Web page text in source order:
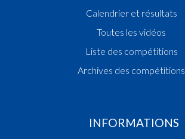
Calendrier et résultats
Toutes les vidéos
Liste des compétitions
Archives des compétitions
INFORMATIONS